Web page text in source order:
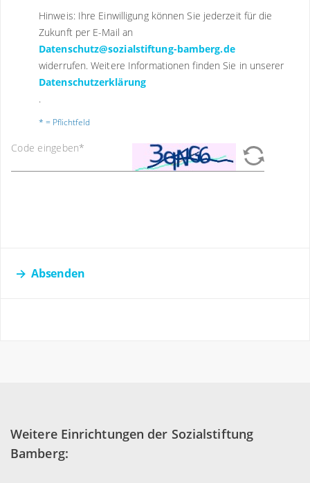
Hinweis: Ihre Einwilligung können Sie jederzeit für die
Zukunft per E-Mail an
Datenschutz@sozialstiftung-bamberg.de
widerrufen. Weitere Informationen finden Sie in unserer
Datenschutzerklärung
.
* = Pflichtfeld
Code eingeben*
Absenden
Weitere Einrichtungen der Sozialstiftung
Bamberg: